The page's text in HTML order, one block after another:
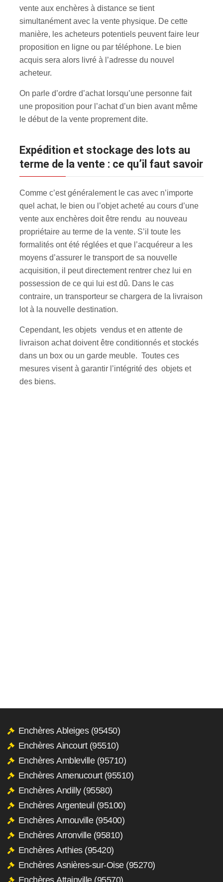
vente aux enchères à distance se tient
simultanément avec la vente physique. De cette
manière, les acheteurs potentiels peuvent faire leur
proposition en ligne ou par téléphone. Le bien
acquis sera alors livré à l’adresse du nouvel
acheteur.
On parle d’ordre d’achat lorsqu’une personne fait
une proposition pour l’achat d’un bien avant même
le début de la vente proprement dite.
Expédition et stockage des lots au
terme de la vente : ce qu’il faut savoir
Comme c’est généralement le cas avec n’importe
quel achat, le bien ou l’objet acheté au cours d’une
vente aux enchères doit être rendu au nouveau
propriétaire au terme de la vente. S’il toute les
formalités ont été réglées et que l’acquéreur a les
moyens d’assurer le transport de sa nouvelle
acquisition, il peut directement rentrer chez lui en
possession de ce qui lui est dû. Dans le cas
contraire, un transporteur se chargera de la livraison
lot à la nouvelle destination.
Cependant, les objets vendus et en attente de
livraison achat doivent être conditionnés et stockés
dans un box ou un garde meuble. Toutes ces
mesures visent à garantir l’intégrité des objets et
des biens.
Enchères Ableiges (95450)
Enchères Aincourt (95510)
Enchères Ambleville (95710)
Enchères Amenucourt (95510)
Enchères Andilly (95580)
Enchères Argenteuil (95100)
Enchères Arnouville (95400)
Enchères Arronville (95810)
Enchères Arthies (95420)
Enchères Asnières-sur-Oise (95270)
Enchères Attainville (95570)